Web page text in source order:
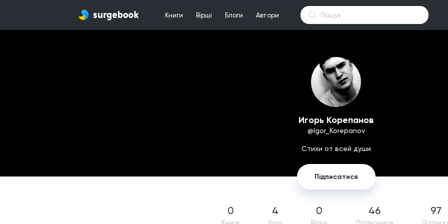
Книги Вірші Блоги Автори
Игорь Корепанов
@Igor_Korepanov
Стихи от всей души
Підписатися
0 4 0 46 97